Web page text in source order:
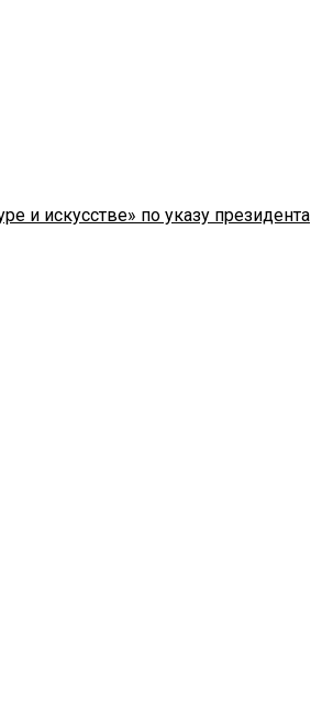
и искусстве» по указу президента